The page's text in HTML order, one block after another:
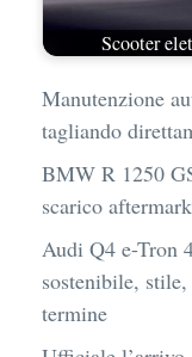
Scooter
Manutenzione
tagliando
BMW R 1250
scarico
Audi Q4 e-Tron
sostenibile,
termine